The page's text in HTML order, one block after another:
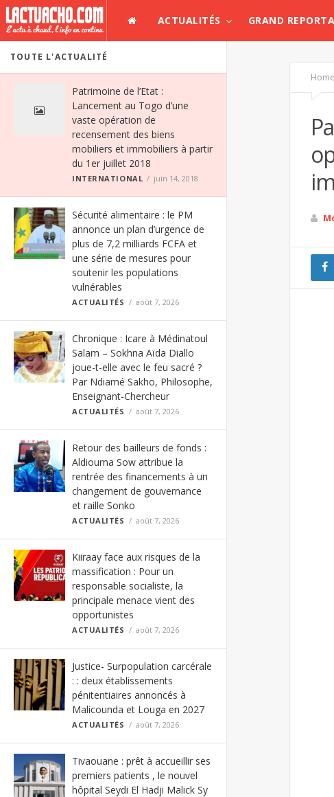
ACTUALITÉS GRAND
TOUTE L'ACTUALITÉ
Patrimoine de l’Etat :
Lancement au Togo d’une
vaste opération de
recensement des biens
mobiliers et immobiliers à partir
du 1er juillet 2018
INTERNATIONAL juin 14, 2018
Sécurité alimentaire : le PM
annonce un plan d’urgence de
plus de 7,2 milliards FCFA et
une série de mesures pour
soutenir les populations
vulnérables
ACTUALITÉS août 7, 2026
Chronique : Icare à Médinatoul
Salam – Sokhna Aïda Diallo
joue-t-elle avec le feu sacré ?
Par Ndiamé Sakho, Philosophe,
Enseignant-Chercheur
ACTUALITÉS août 7, 2026
Retour des bailleurs de fonds :
Aldiouma Sow attribue la
rentrée des financements à un
changement de gouvernance
et raille Sonko
ACTUALITÉS août 7, 2026
Kiiraay face aux risques de la
massification : Pour un
responsable socialiste, la
principale menace vient des
opportunistes
ACTUALITÉS août 7, 2026
Justice- Surpopulation carcérale
: : deux établissements
pénitentiaires annoncés à
Malicounda et Louga en 2027
ACTUALITÉS août 7, 2026
Tivaouane : prêt à accueillir ses
premiers patients , le nouvel
hôpital Seydi El Hadji Malick Sy
Home